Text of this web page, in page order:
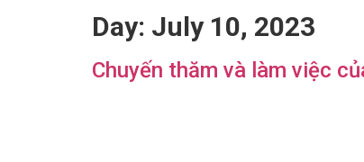
Day: July 10, 2023
Chuyến thăm và làm việc